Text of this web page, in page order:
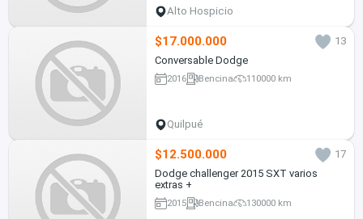
Alto Hospicio
$17.000.000
13
Conversable Dodge
2016 Bencina 110000 km
Quilpué
$12.500.000
17
Dodge challenger 2015 SXT varios
extras +
2015 Bencina 130000 km